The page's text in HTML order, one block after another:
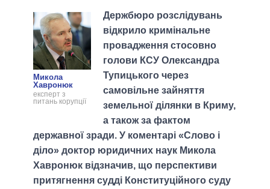
Микола
Хавронюк
експерт з
питань корупції
Держбюро розслідувань
відкрило кримінальне
провадження стосовно
голови КСУ Олександра
Тупицького через
самовільне зайняття
земельної ділянки в Криму,
а також за фактом
державної зради. У коментарі «Слово і
діло» доктор юридичних наук Микола
Хавронюк відзначив, що перспективи
притягнення судді Конституційного суду